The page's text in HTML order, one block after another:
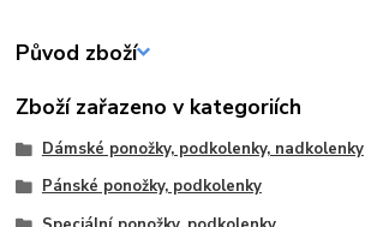
Původ zboží
Zboží zařazeno v kategoriích
Dámské ponožky, podkolenky, nadkolenky
Pánské ponožky, podkolenky